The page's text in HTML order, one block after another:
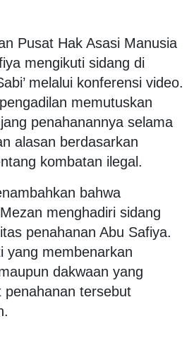
Pusat Hak Asasi Manusia
mengikuti sidang di
melalui konferensi video.
memutuskan
penahanannya selama
alasan berdasarkan
kombatan ilegal.
bahwa
menghadiri sidang
penahanan Abu Safiya.
yang membenarkan
dakwaan yang
penahanan tersebut